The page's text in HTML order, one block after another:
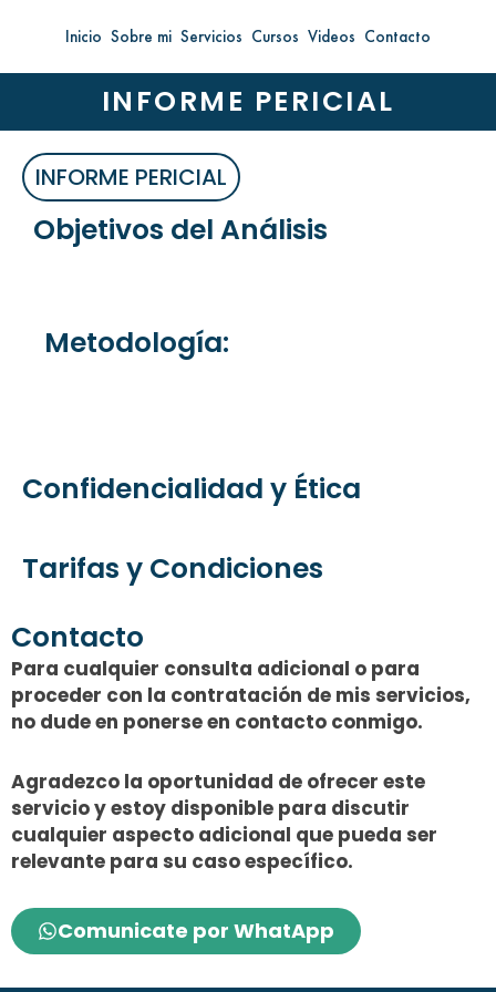
Inicio Sobre mi Servicios Cursos Videos Contacto
INFORME PERICIAL
INFORME PERICIAL
Objetivos del Análisis
Metodología:
Confidencialidad y Ética
Tarifas y Condiciones
Contacto
Para cualquier consulta adicional o para
proceder con la contratación de mis servicios,
no dude en ponerse en contacto conmigo.
Agradezco la oportunidad de ofrecer este
servicio y estoy disponible para discutir
cualquier aspecto adicional que pueda ser
relevante para su caso específico.
Comunicate por WhatApp